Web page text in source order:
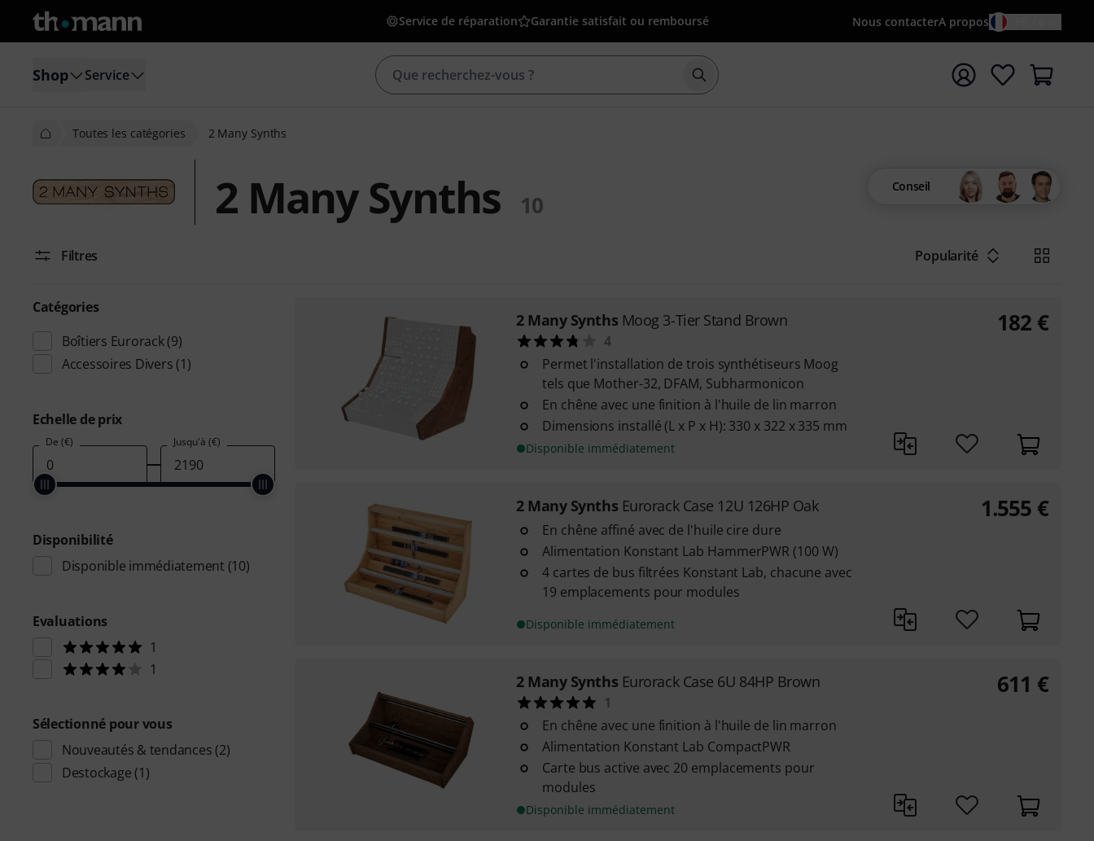
Service de réparation Garantie satisfait ou remboursé Nous contacterA propos
Shop Service Démarrer la recherche avec le terme de recherche
Toutes les catégories 2 Many Synths
2 Many Synths 10
Conseil
Filtres Popularité
Catégories
Boîtiers Eurorack(9)
Accessoires Divers (1)
Echelle de prix
De (€) Jusqu'à (€)
Disponibilité
Disponible immédiatement (10)
Evaluations
1
1
Sélectionné pour vous
Nouveautés & tendances (2)
Destockage (1)
2 Many Synths Moog 3-Tier Stand Brown
4
Permet l'installation de trois synthétiseurs Moog
tels que Mother-32, DFAM, Subharmonicon
En chêne avec une finition à l'huile de lin marron
Dimensions installé (L x P x H): 330 x 322 x 335 mm
Disponible immédiatement
182 €
2 Many Synths Eurorack Case 12U 126HP Oak
En chêne affiné avec de l'huile cire dure
Alimentation Konstant Lab HammerPWR (100 W)
4 cartes de bus filtrées Konstant Lab, chacune avec
19 emplacements pour modules
Disponible immédiatement
1.555 €
2 Many Synths Eurorack Case 6U 84HP Brown
1
En chêne avec une finition à l'huile de lin marron
Alimentation Konstant Lab CompactPWR
Carte bus active avec 20 emplacements pour
modules
Disponible immédiatement
611 €